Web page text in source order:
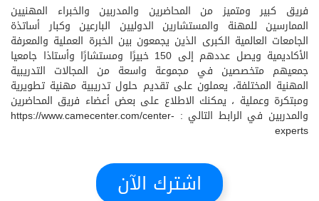
فريق كبير ومتميز من المحاضرين والمدربين والخبراء المهنيين
الممارسين للمهنة والمستشارين الدوليين البارعين وكبار أساتذة
الجامعات العالمية الكبرى الذين يجمعون بين الخبرة العملية والمعرفة
الأكاديمية ويصل عددهم إلى 150 خبيرًا ومستشارًا وأستاذا جامعيا
جمعيهم متخصصين في مجموعة واسعة من المجالات التدريبية
المهنية المختلفة، يعملون على تقديم حلول تدريبية مهنية تطويرية
ومبتكرة وعملية ، يمكنك الاطلاع على بعض أعضاء فريق المحاضرين
والمدربين في الرابط التالي : https://www.camecenter.com/center-
experts
اشترك الآن